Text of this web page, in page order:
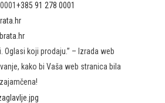
+385 91 278 0001
Oglasi koji prodaju.” – Izrada web
kako bi Vaša web stranica bila